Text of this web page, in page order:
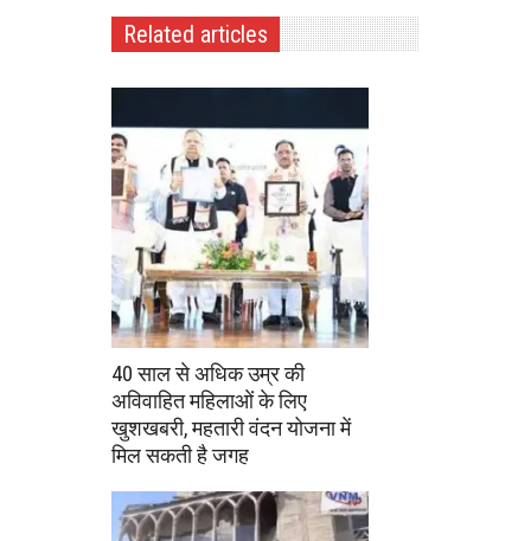
Related articles
40 साल से अधिक उम्र की
अविवाहित महिलाओं के लिए
खुशखबरी, महतारी वंदन योजना में
मिल सकती है जगह